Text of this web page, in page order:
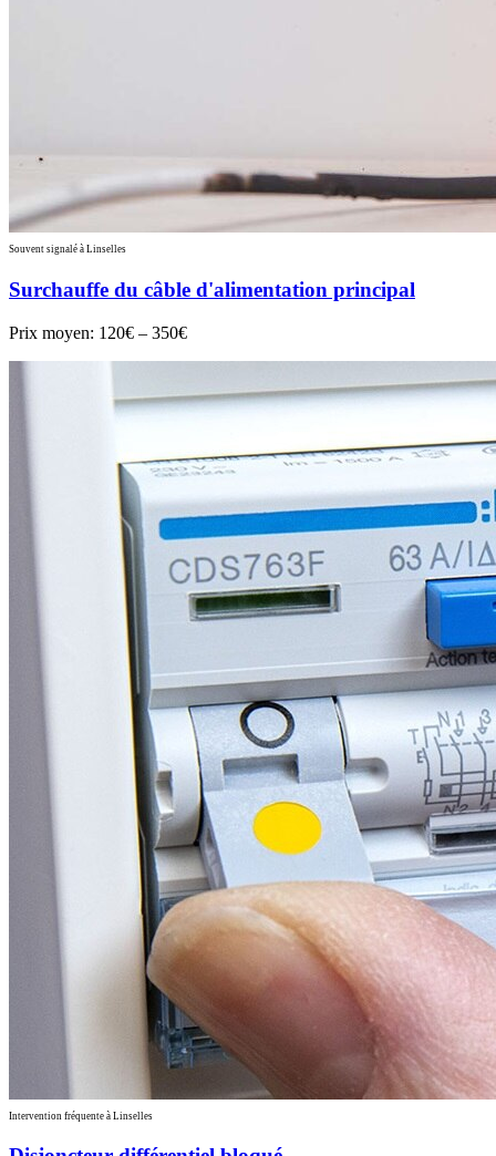
Souvent signalé à Linselles
Surchauffe du câble d'alimentation principal
Prix moyen: 120€ – 350€
Intervention fréquente à Linselles